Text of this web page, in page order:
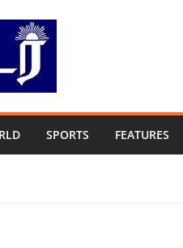
SPORTS FEATURES